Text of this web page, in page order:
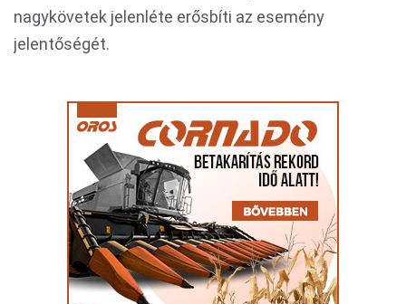
nagykövetek jelenléte erősbíti az esemény
jelentőségét.